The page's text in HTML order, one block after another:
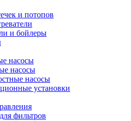
и потопов
и бойлеры
насосы
насосы
насосы
установки
фильтров